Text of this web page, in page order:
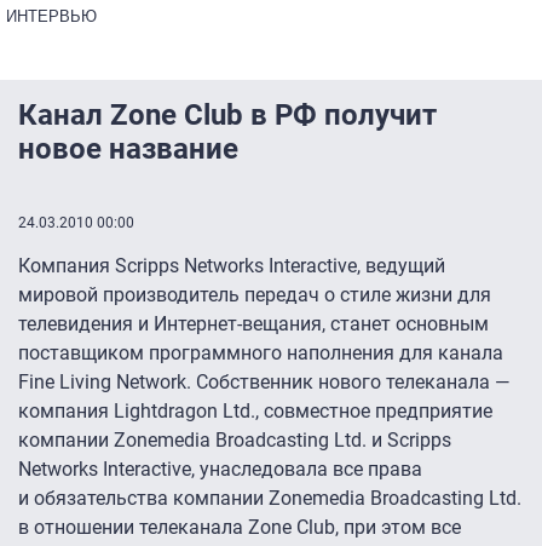
ИНТЕРВЬЮ
Канал Zone Club в РФ получит
новое название
24.03.2010 00:00
Компания Scripps Networks Interactive, ведущий
мировой производитель передач о стиле жизни для
телевидения и Интернет-вещания, станет основным
поставщиком программного наполнения для канала
Fine Living Network. Собственник нового телеканала —
компания Lightdragon Ltd., совместное предприятие
компании Zonemedia Broadcasting Ltd. и Scripps
Networks Interactive, унаследовала все права
и обязательства компании Zonemedia Broadcasting Ltd.
в отношении телеканала Zone Club, при этом все